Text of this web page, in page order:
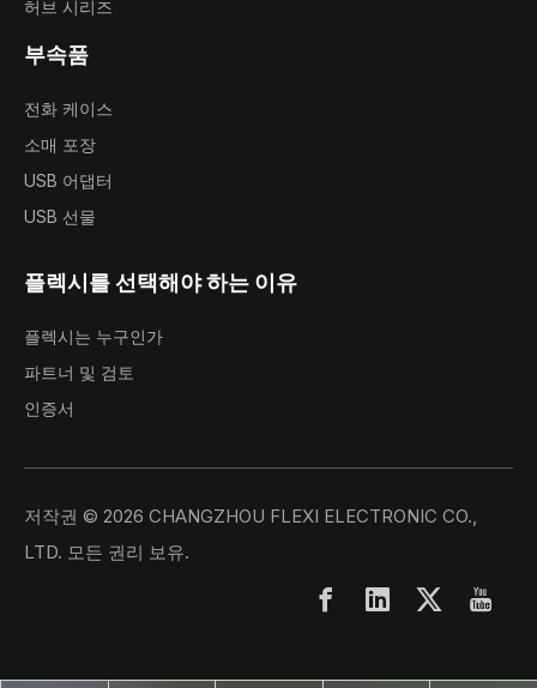
허브 시리즈
부속품
전화 케이스
소매 포장
USB 어댑터
USB 선물
플렉시를 선택해야 하는 이유
플렉시는 누구인가
파트너 및 검토
인증서
저작권 © 2026 CHANGZHOU FLEXI ELECTRONIC CO.,
LTD. 모든 권리 보유.